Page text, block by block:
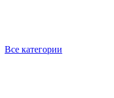
Все категории